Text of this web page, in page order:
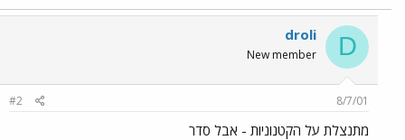
D
droli
New member
8/7/01
#2
מתנצלת על הקטנוניות - אבל סדר